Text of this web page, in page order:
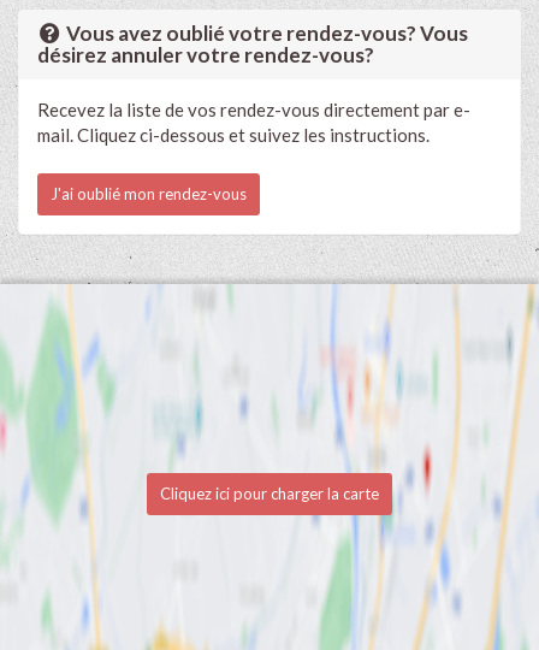
Vous avez oublié votre rendez-vous? Vous
désirez annuler votre rendez-vous?
Recevez la liste de vos rendez-vous directement par e-
mail. Cliquez ci-dessous et suivez les instructions.
J'ai oublié mon rendez-vous
Cliquez ici pour charger la carte